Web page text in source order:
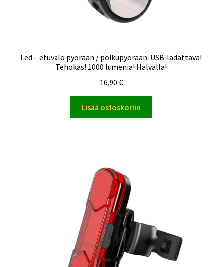
Led – etuvalo pyörään / polkupyörään. USB-ladattava!
Tehokas! 1000 lumenia! Halvalla!
16,90 €
Lisää ostoskoriin